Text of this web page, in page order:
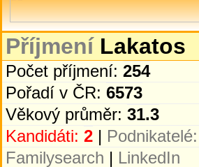
PříjmeníLakatos
Počet příjmení: 254
Pořadí v ČR: 6573
Věkový průměr: 31.3
Kandidáti: 2 | Podnikatelé:
Familysearch | LinkedIn